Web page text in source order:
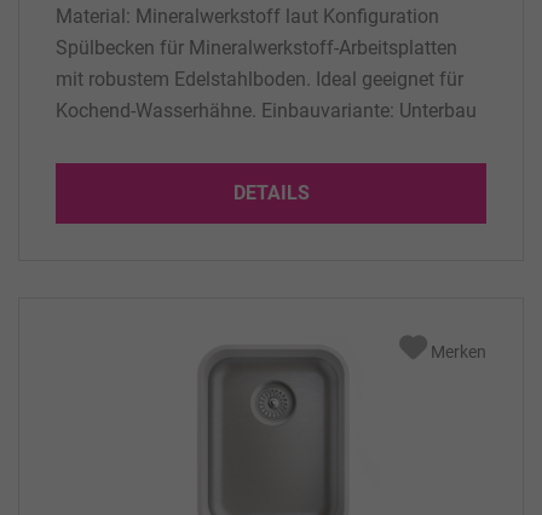
Material: Mineralwerkstoff laut Konfiguration
Spülbecken für Mineralwerkstoff-Arbeitsplatten
mit robustem Edelstahlboden. Ideal geeignet für
Kochend-Wasserhähne. Einbauvariante: Unterbau
Beckentiefe: 200 mm Gewicht: 10 Kg
DETAILS
Merken